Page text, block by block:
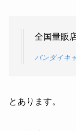
全国量販
バンダイキ
とあります。